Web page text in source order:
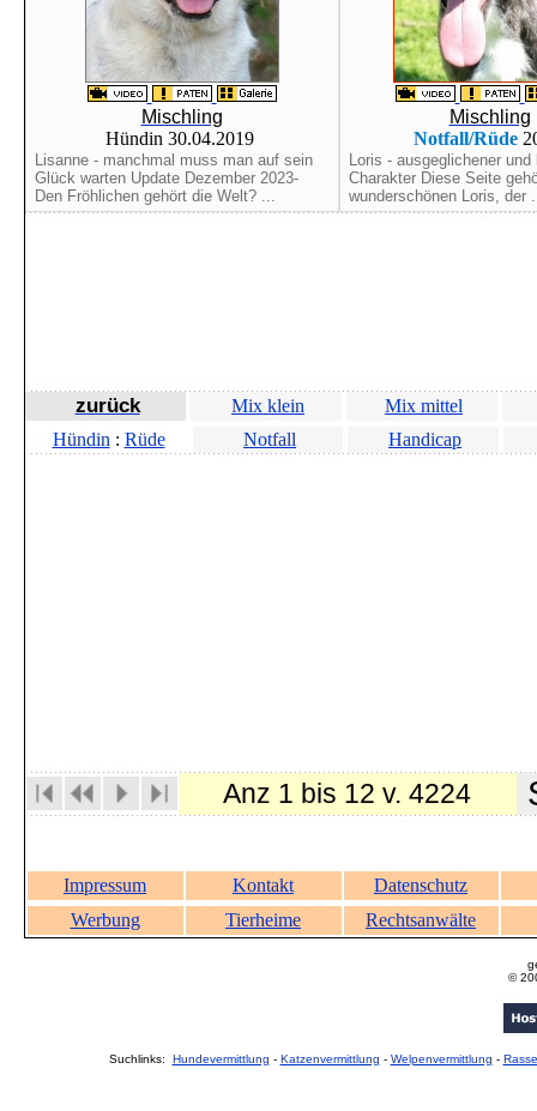
Mischling
Hündin 30.04.2019
Lisanne - manchmal muss man auf sein
Glück warten Update Dezember 2023-
Den Fröhlichen gehört die Welt? ...
Mischling
Notfall/Rüde
Loris - ausgeglichener und
Charakter Diese Seite
wunderschönen Loris, der
zurück Mix klein
Mix mittel
Hündin : Rüde Notfall Handicap
Anz 1 bis 12 v. 4224
Impressum Kontakt
Datenschutz
Werbung
Tierheime Rechtsanwälte
©
Suchlinks: Hundevermittlung - Katzenvermittlung - Welpenvermittlung -